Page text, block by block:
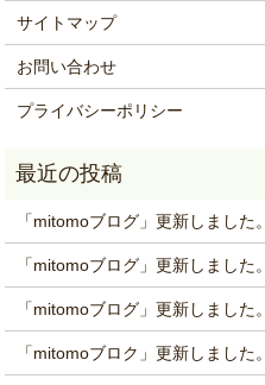
サイトマップ
お問い合わせ
プライバシーポリシー
「mitomoブログ」更新しました。
「mitomoブログ」更新しました。
「mitomoブログ」更新しました。
「mitomoブロク」更新しました。